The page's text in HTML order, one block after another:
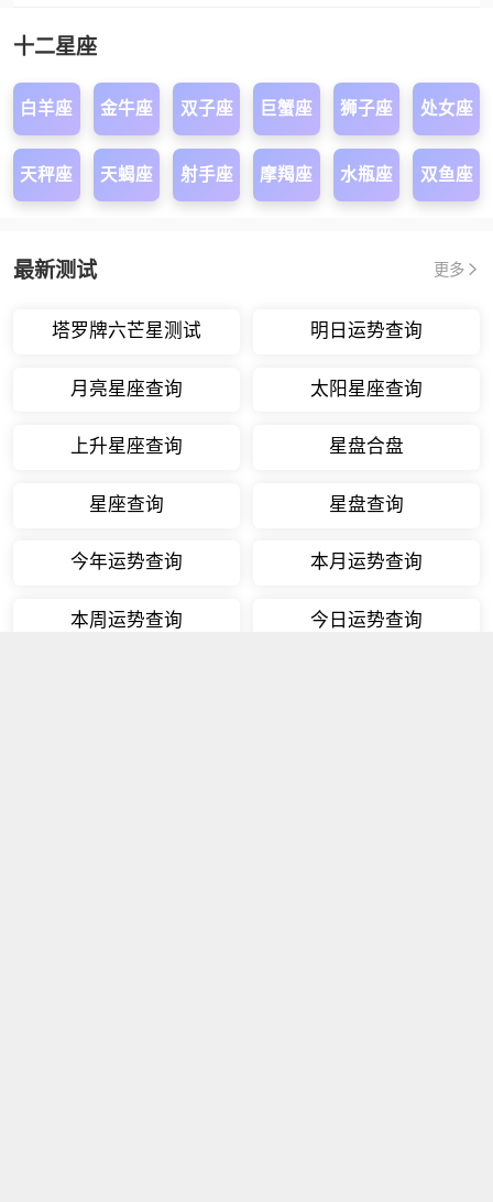
十二星座
白羊座 金牛座 双子座 巨蟹座 狮子座 处女座
天秤座 天蝎座 射手座 摩羯座 水瓶座 双鱼座
最新测试 更多
塔罗牌六芒星测试 明日运势查询
月亮星座查询 太阳星座查询
上升星座查询 星盘合盘
星座查询 星盘查询
今年运势查询 本月运势查询
本周运势查询 今日运势查询